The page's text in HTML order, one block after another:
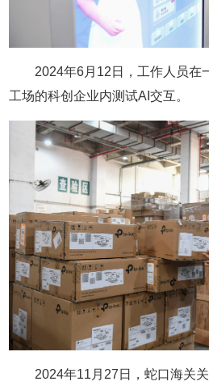
2024年6月12日，工作人员在
工场的科创企业内测试AI交互。
2024年11月27日，蛇口海关